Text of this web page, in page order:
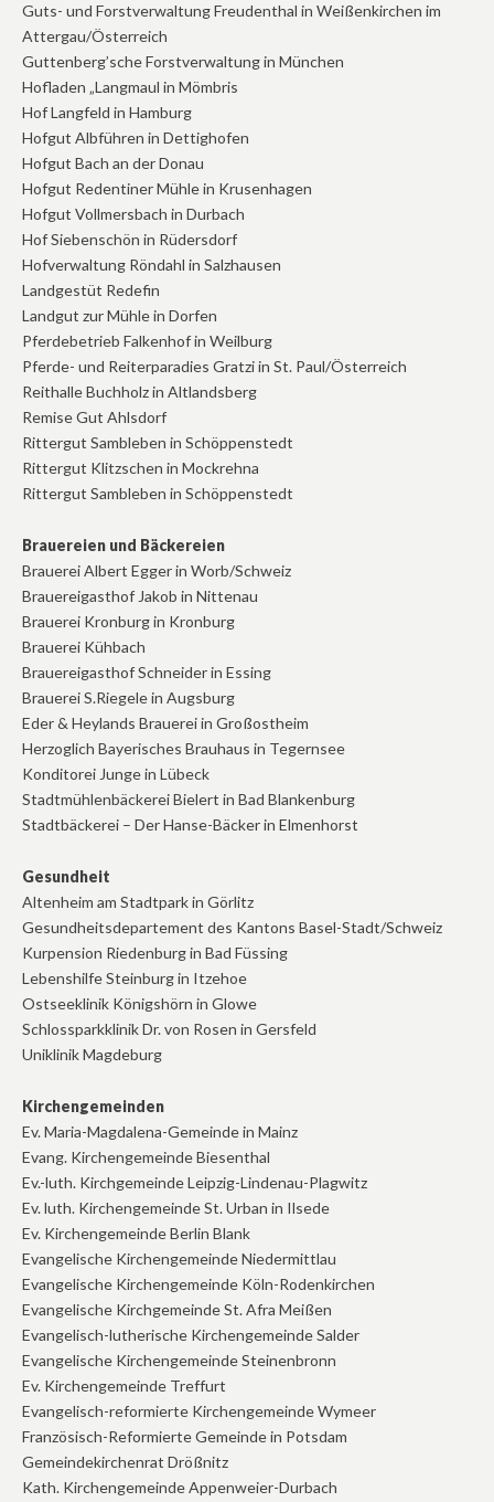
Guts- und Forstverwaltung Freudenthal in Weißenkirchen im
Attergau/Österreich
Guttenberg’sche Forstverwaltung in München
Hofladen „Langmaul in Mömbris
Hof Langfeld in Hamburg
Hofgut Albführen in Dettighofen
Hofgut Bach an der Donau
Hofgut Redentiner Mühle in Krusenhagen
Hofgut Vollmersbach in Durbach
Hof Siebenschön in Rüdersdorf
Hofverwaltung Röndahl in Salzhausen
Landgestüt Redefin
Landgut zur Mühle in Dorfen
Pferdebetrieb Falkenhof in Weilburg
Pferde- und Reiterparadies Gratzi in St. Paul/Österreich
Reithalle Buchholz in Altlandsberg
Remise Gut Ahlsdorf
Rittergut Sambleben in Schöppenstedt
Rittergut Klitzschen in Mockrehna
Rittergut Sambleben in Schöppenstedt
Brauereien und Bäckereien
Brauerei Albert Egger in Worb/Schweiz
Brauereigasthof Jakob in Nittenau
Brauerei Kronburg in Kronburg
Brauerei Kühbach
Brauereigasthof Schneider in Essing
Brauerei S.Riegele in Augsburg
Eder & Heylands Brauerei in Großostheim
Herzoglich Bayerisches Brauhaus in Tegernsee
Konditorei Junge in Lübeck
Stadtmühlenbäckerei Bielert in Bad Blankenburg
Stadtbäckerei – Der Hanse-Bäcker in Elmenhorst
Gesundheit
Altenheim am Stadtpark in Görlitz
Gesundheitsdepartement des Kantons Basel-Stadt/Schweiz
Kurpension Riedenburg in Bad Füssing
Lebenshilfe Steinburg in Itzehoe
Ostseeklinik Königshörn in Glowe
Schlossparkklinik Dr. von Rosen in Gersfeld
Uniklinik Magdeburg
Kirchengemeinden
Ev. Maria-Magdalena-Gemeinde in Mainz
Evang. Kirchengemeinde Biesenthal
Ev.-luth. Kirchgemeinde Leipzig-Lindenau-Plagwitz
Ev. luth. Kirchengemeinde St. Urban in Ilsede
Ev. Kirchengemeinde Berlin Blank
Evangelische Kirchengemeinde Niedermittlau
Evangelische Kirchengemeinde Köln-Rodenkirchen
Evangelische Kirchgemeinde St. Afra Meißen
Evangelisch-lutherische Kirchengemeinde Salder
Evangelische Kirchengemeinde Steinenbronn
Ev. Kirchengemeinde Treffurt
Evangelisch-reformierte Kirchengemeinde Wymeer
Französisch-Reformierte Gemeinde in Potsdam
Gemeindekirchenrat Drößnitz
Kath. Kirchengemeinde Appenweier-Durbach